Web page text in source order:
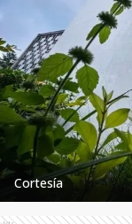
Cortesía